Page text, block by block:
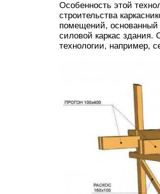
Особенность этой
строительства
помещений, основанный
силовой каркас
технологии, например,